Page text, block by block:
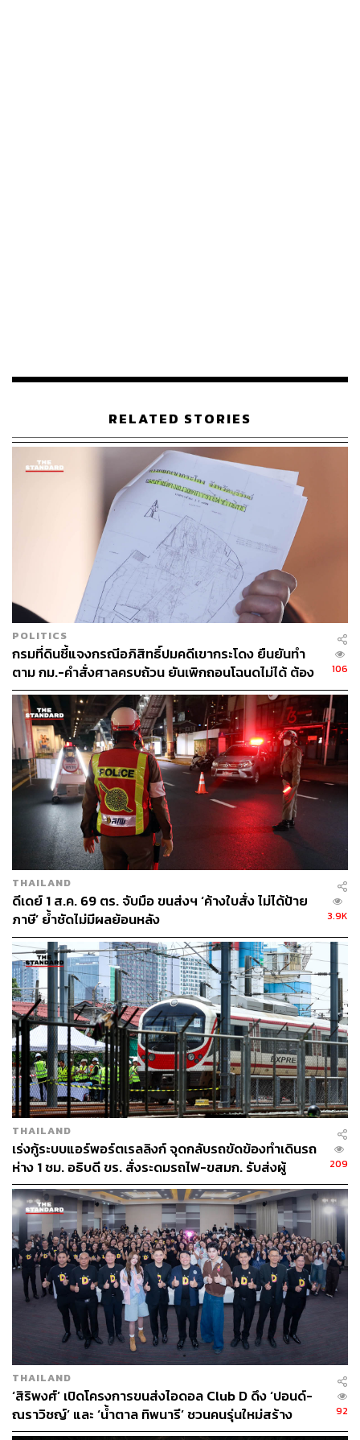
งานจัดหาและติดตั้งโครงกระจกอะลูมิเนียม ราคาโครง
ราคาเสนอครั้งใหม่อยู่ที่ตารางเมตรละ 9,130 บาท งานจัดหา
ติดตั้งป้ายและสัญลักษณ์ รฟท. ราคาป้ายตามสัญญาเดิม
ตารางเมตรละ 23,637 บาท ราคาเสนอใหม่อยู่ที่ตารางเมตร
ละ 23,244 บาท และเนื่องจากป้ายใหม่มีตัวอักษรเพิ่มขึ้นและ
มีการเพิ่มตราสัญลักษณ์จึงทำให้ราคาสูงขึ้น แต่เมื่อเปรียบ
เทียบราคาต่อตารางเมตรพบว่ามีความใกล้เคียงกัน
ดังนั้นการกำหนดขอบเขตการดำเนินการและการกำหนด
ราคากลางของ รฟท. ของการดำเนินโครงการครั้งนี้ เป็นไป
ตามมาตรฐานทางวิชาชีพที่สามารถตรวจสอบได้ แต่อย่างไร
ก็ดี คณะกรรมการฯ มีข้อเสนอแนะเพิ่มเติม โดยเสนอให้
รฟท. อาจทบทวนเพื่อให้การดำเนินการมีประสิทธิภาพและ
ประหยัดงบประมาณของ รฟท. ให้ได้มากที่สุด เช่น
รฟท. อาจทบทวนรายละเอียดทั้งในส่วนของวัสดุและ
เทคนิคที่อาจมีการเปลี่ยนแปลงจากความก้าวหน้าของ
เทคโนโลยีที่ทำให้การออกแบบ การเลือกใช้วัสดุ วิธี
การจัดทำ และติดตั้งป้ายชื่อสถานีกลางบางซื่อในครั้งนี้
มีประสิทธิภาพสูงกว่าหรือมีต้นทุนที่ต่ำกว่าการจัดทำ
เทียบกับติดตั้งป้ายชื่อสถานีกลางบางซื่อในครั้งก่อน
ทบทวนค่าใช้จ่ายในการรื้อถอน จำนวน และเวลาที่ใช้
งานของกระเช้าอีกครั้ง
รฟท. อาจพิจารณาความเป็นไปได้ในการใช้ตัวอักษร
เดิมสถานีกลางที่ติดตั้งอยู่ในปัจจุบัน มาปรับปรุงเพื่อใช้
ติดตั้งแทนที่จะทำขึ้นใหม่ทั้งหมด เนื่องจากตัวอักษรยัง
อยู่ในสภาพยังดี และสามารถนำมาปรับปรุงเหมือนกับ
ตัวอักษรใหม่ได้
รฟท. อาจทบทวนค่างานออกแบบที่น่าจะสามารถ
กำหนดอัตราส่วนของราคางานได้ต่ำกว่างานปกติ
เนื่องจากเป็นงานที่ได้ออกแบบไว้เดิมอยู่แล้ว รวมทั้ง
การทบทวนงานเผื่อเลือก (Provisional Sum) ที่
อาจสามารถปรับลดได้ เช่น การทบทวนความจำเป็นที่
จะต้องมีวัสดุมาปิดไว้ทดแทนกระจกในขณะที่มีการรื้อ
ถอน เนื่องจากงานดำเนินการในช่วงฤดูหนาว และ
อาคารสถานีบางส่วนเป็นพื้นที่ที่ไม่มีกระจกอยู่แล้ว
เป็นต้น โดยหาก รฟท. รอบคอบกับงานออกแบบ จะ
ทำให้ประหยัดงบประมาณในส่วนของ Provisional
Sum ได้ถึง 1.6 ล้านบาท
ขณะที่ประเด็นความถูกต้องของกระบวนการจัดซื้อจัดจ้าง
ด้วยวิธีเฉพาะเจาะจง ในการประมูลครั้งนี้ รฟท. ได้อ้างเหตุผล
ของการจ้างด้วยเหตุตามนัยมาตรา 56 (2) (ค) แห่งพระราช
บัญญัติ (พ.ร.บ.) จัดซื้อจัดจ้างและการบริหารพัสดุ พ.ศ. 2560
ซึ่งผลปรากฏว่า กระบวนการจัดซื้อจัดจ้างของ รฟท. แม้จะ
เป็นการใช้ดุลพินิจตีความระเบียบกฎหมายในกรอบอำนาจ
หน้าที่ โดยอาศัยเหตุและผลความจำเป็นตามที่เข้าใจ และ
รฟท. ได้ชี้แจงมาข้างต้นไม่ว่าจะถูกต้องหรือไม่ก็ตาม ก็
สมควรหารือผู้เชี่ยวชาญด้านพัสดุกรมบัญชีกลางให้ชัดเจน
RELATED STORIES
POLITICS
กรมที่ดินชี้แจงกรณีอภิสิทธิ์ปมคดีเขากระโดง ยืนยันทำ
ตาม กม.-คำสั่งศาลครบถ้วน ยันเพิกถอนโฉนดไม่ได้ ต้อง
รอศาลชี้ขาด
106
THAILAND
ดีเดย์ 1 ส.ค. 69 ตร. จับมือ ขนส่งฯ ‘ค้างใบสั่ง ไม่ได้ป้าย
ภาษี’ ย้ำชัดไม่มีผลย้อนหลัง
3.9K
THAILAND
เร่งกู้ระบบแอร์พอร์ตเรลลิงก์ จุดกลับรถขัดข้องทำเดินรถ
ห่าง 1 ชม. อธิบดี ขร. สั่งระดมรถไฟ-ขสมก. รับส่งผู้
โดยสาร
209
THAILAND
‘สิริพงศ์’ เปิดโครงการขนส่งไอดอล Club D ดึง ‘ปอนด์-
ณราวิชญ์’ และ ‘น้ำตาล ทิพนารี’ ชวนคนรุ่นใหม่สร้าง
วัฒนธรรมขับขี่ปลอดภัย
92